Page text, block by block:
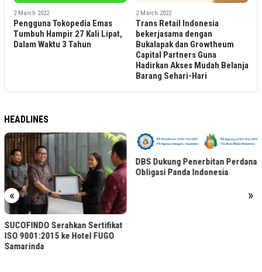
2 March 2022
Pengguna Tokopedia Emas
Tumbuh Hampir 27 Kali Lipat,
Dalam Waktu 3 Tahun
2 March 2022
Trans Retail Indonesia
bekerjasama dengan
Bukalapak dan Growtheum
Capital Partners Guna
Hadirkan Akses Mudah Belanja
Barang Sehari-Hari
HEADLINES
« »
SUCOFINDO Serahkan Sertifikat
ISO 9001:2015 ke Hotel FUGO
Samarinda
DBS Dukung Penerbitan Perdana
Obligasi Panda Indonesia